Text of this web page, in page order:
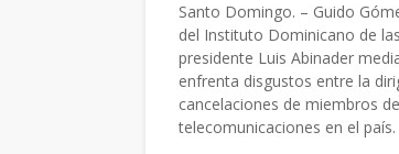
Santo Domingo. – Guido
del Instituto Dominicano de
presidente Luis Abinader
enfrenta disgustos entre la
cancelaciones de miembros
telecomunicaciones en el país.